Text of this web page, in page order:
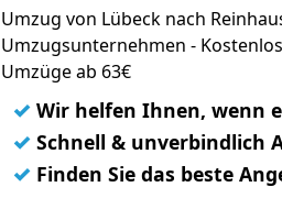
Umzug von Lübeck nach
Umzugsunternehmen -
Umzüge ab 63€
✓ Wir helfen Ihnen, wenn
✓ Schnell & unverbindlich
✓ Finden Sie das beste